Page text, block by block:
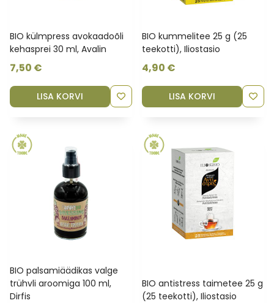
rahvusvahelistelt konkurssidelt ohtralt auhindu napsanud.
BIO külmpress avokaadoõli
kehasprei 30 ml, Avalin
7,50 €
LISA KORVI
BIO kummelitee 25 g (25
teekotti), Iliostasio
4,90 €
LISA KORVI
BIO palsamiäädikas valge
trühvli aroomiga 100 ml,
Dirfis
BIO antistress taimetee 25 g
(25 teekotti), Iliostasio